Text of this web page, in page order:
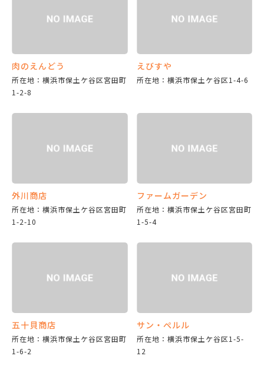
肉のえんどう
所在地：横浜市保土ケ谷区宮田町
1-2-8
えびすや
所在地：横浜市保土ケ谷区1-4-6
外川商店
所在地：横浜市保土ケ谷区宮田町
1-2-10
ファームガーデン
所在地：横浜市保土ケ谷区宮田町
1-5-4
五十貝商店
所在地：横浜市保土ケ谷区宮田町
1-6-2
サン・ぺルル
所在地：横浜市保土ケ谷区1-5-
12